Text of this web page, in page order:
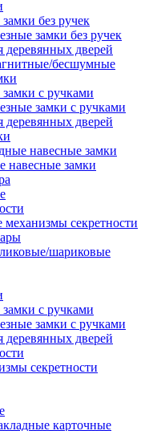
без ручек
замки без ручек
деревянных дверей
бесшумные
с ручками
замки с ручками
деревянных дверей
навесные замки
навесные замки
секретности
шариковые
с ручками
замки с ручками
деревянных дверей
секретности
карточные